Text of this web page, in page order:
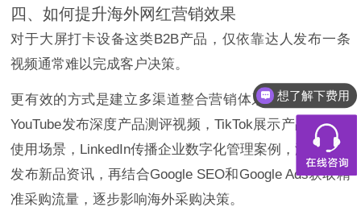
四、如何提升海外网红营销效果
对于大屏打卡设备这类B2B产品，仅依靠达人发布一条
视频通常难以完成客户决策。
更有效的方式是建立多渠道整合营销体系。例如，通过
YouTube发布深度产品测评视频，TikTok展示产品亮点和
使用场景，LinkedIn传播企业数字化管理案例，海外媒体
发布新品资讯，再结合Google SEO和Google Ads获取精
准采购流量，逐步影响海外采购决策。
都有什么服务